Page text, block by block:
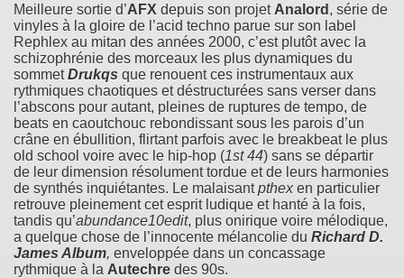
Meilleure sortie d’AFX depuis son projet Analord , série de
vinyles à la gloire de l’acid techno parue sur son label
Rephlex au mitan des années 2000, c’est plutôt avec la
schizophrénie des morceaux les plus dynamiques du
sommetDrukqs que renouent ces instrumentaux aux
rythmiques chaotiques et déstructurées sans verser dans
l’abscons pour autant, pleines de ruptures de tempo, de
beats en caoutchouc rebondissant sous les parois d’un
crâne en ébullition, flirtant parfois avec le breakbeat le plus
old school voire avec le hip-hop (1st 44) sans se départir
de leur dimension résolument tordue et de leurs harmonies
de synthés inquiétantes. Le malaisantpthexen particulier
retrouve pleinement cet esprit ludique et hanté à la fois,
tandis qu’abundance10edit, plus onirique voire mélodique,
a quelque chose de l’innocente mélancolie du Richard D.
James Album, enveloppée dans un concassage
rythmique à la Autechre des 90s.